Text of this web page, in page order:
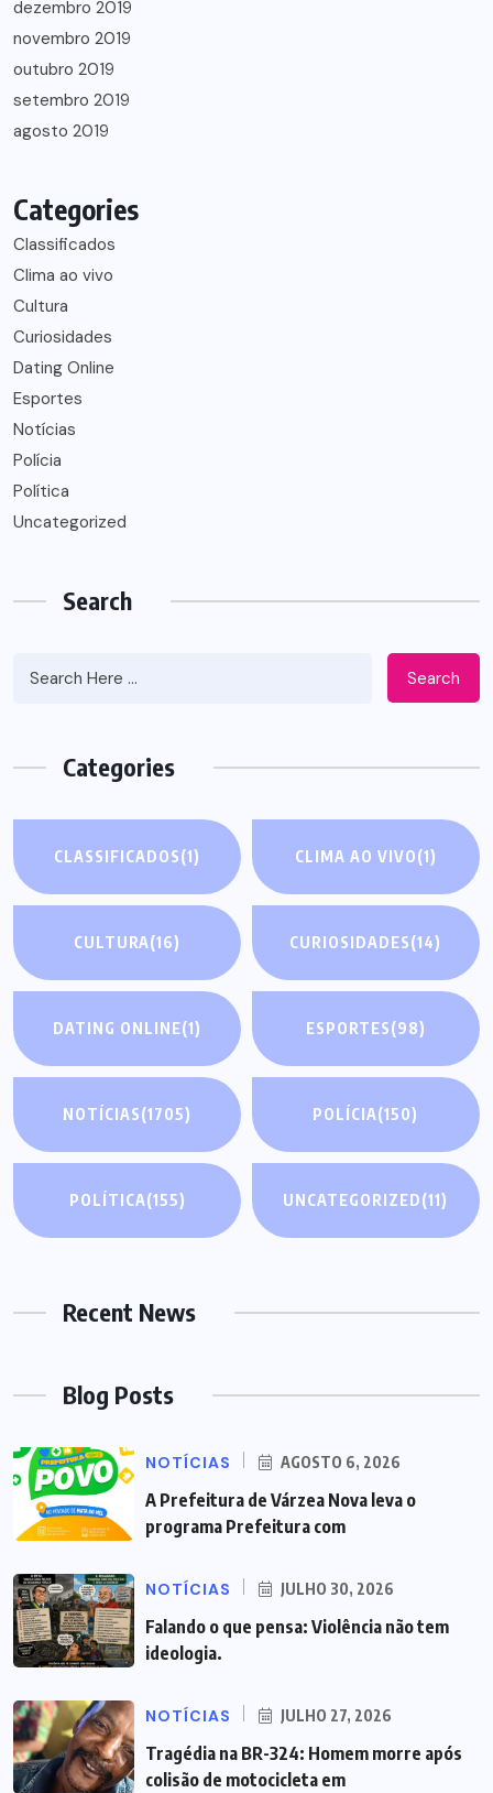
dezembro 2019
novembro 2019
outubro 2019
setembro 2019
agosto 2019
Categories
Classificados
Clima ao vivo
Cultura
Curiosidades
Dating Online
Esportes
Notícias
Polícia
Política
Uncategorized
Search
Search
Categories
CLASSIFICADOS(1) CLIMA AO VIVO(1)
CULTURA(16) CURIOSIDADES(14)
DATING ONLINE(1) ESPORTES(98)
NOTÍCIAS(1705) POLÍCIA(150)
POLÍTICA(155) UNCATEGORIZED(11)
Recent News
Blog Posts
NOTÍCIAS AGOSTO 6, 2026
A Prefeitura de Várzea Nova leva o
programa Prefeitura com
NOTÍCIAS JULHO 30, 2026
Falando o que pensa: Violência não tem
ideologia.
NOTÍCIAS JULHO 27, 2026
Tragédia na BR-324: Homem morre após
colisão de motocicleta em